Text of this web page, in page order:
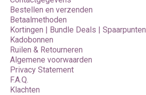
Bestellen en verzenden
Betaalmethoden
Kortingen | Bundle Deals | Spaarpunten
Kadobonnen
Ruilen & Retourneren
Algemene voorwaarden
Privacy Statement
F.A.Q.
Klachten